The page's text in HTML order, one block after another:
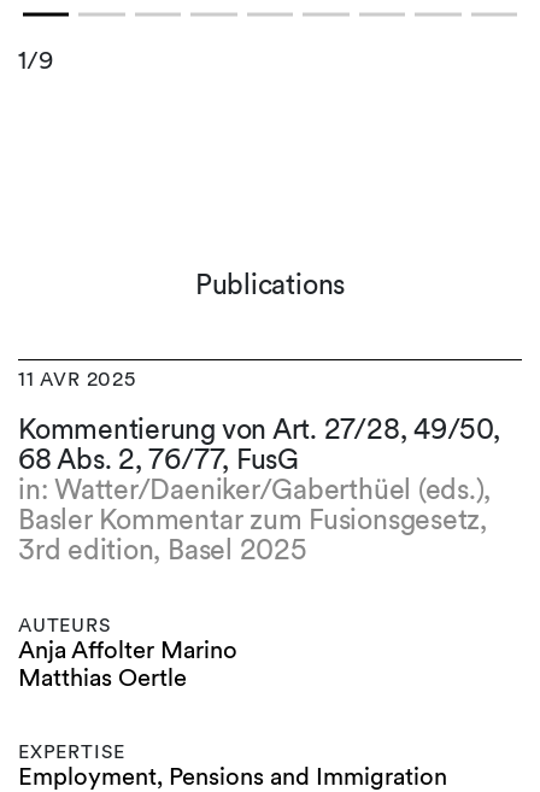
1/9
Publications
11 AVR 2025
Kommentierung von Art. 27/28, 49/50,
68 Abs. 2, 76/77, FusG
in: Watter/Daeniker/Gaberthüel (eds.),
Basler Kommentar zum Fusionsgesetz,
3rd edition, Basel 2025
AUTEURS
Anja Affolter Marino
Matthias Oertle
EXPERTISE
Employment, Pensions and Immigration